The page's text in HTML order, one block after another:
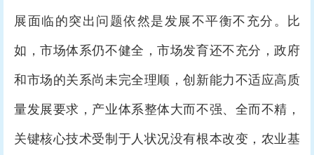
展面临的突出问题依然是发展不平衡不充分。比
如，市场体系仍不健全，市场发育还不充分，政府
和市场的关系尚未完全理顺，创新能力不适应高质
量发展要求，产业体系整体大而不强、全而不精，
关键核心技术受制于人状况没有根本改变，农业基